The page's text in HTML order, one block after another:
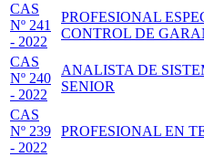
CAS
Nº 241
- 2022
PROFESIONAL
CONTROL DE
CAS
Nº 240
- 2022
ANALISTA DE
SENIOR
CAS
Nº 239
- 2022
PROFESIONAL EN